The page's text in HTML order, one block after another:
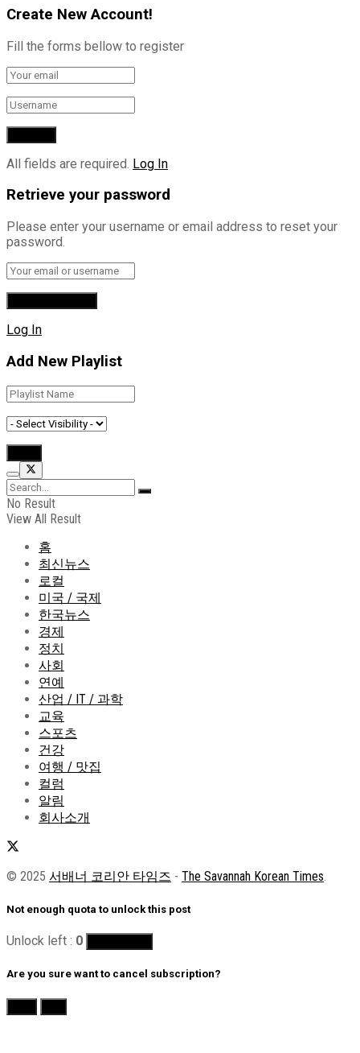
Create New Account!
Fill the forms bellow to register
All fields are required. Log In
Retrieve your password
Please enter your username or email address to reset your
password.
Log In
Add New Playlist
No Result
View All Result
홈
최신뉴스
로컬
미국 / 국제
한국뉴스
경제
정치
사회
연예
산업 / IT / 과학
교육
스포츠
건강
여행 / 맛집
컬럼
알림
회사소개
© 2025 서배너 코리안 타임즈 - The Savannah Korean Times.
Not enough quota to unlock this post
Unlock left : 0
Are you sure want to cancel subscription?